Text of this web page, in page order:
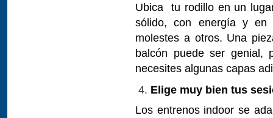
Ubica tu rodillo en un
sólido, con energía y
molestes a otros. Una
balcón puede ser genial,
necesites algunas capas
Elige muy bien tus
Los entrenos indoor se